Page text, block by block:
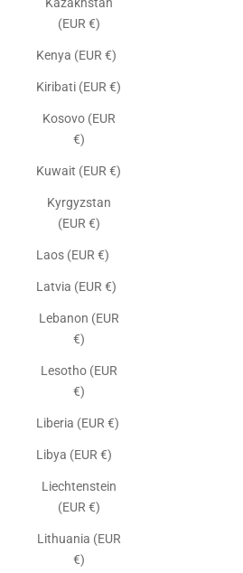
(EUR €)
Kenya (EUR €)
Kiribati (EUR €)
Kosovo (EUR
€)
Kuwait (EUR €)
Kyrgyzstan
(EUR €)
Laos (EUR €)
Latvia (EUR €)
Lebanon (EUR
€)
Lesotho (EUR
€)
Liberia (EUR €)
Libya (EUR €)
Liechtenstein
(EUR €)
Lithuania (EUR
€)